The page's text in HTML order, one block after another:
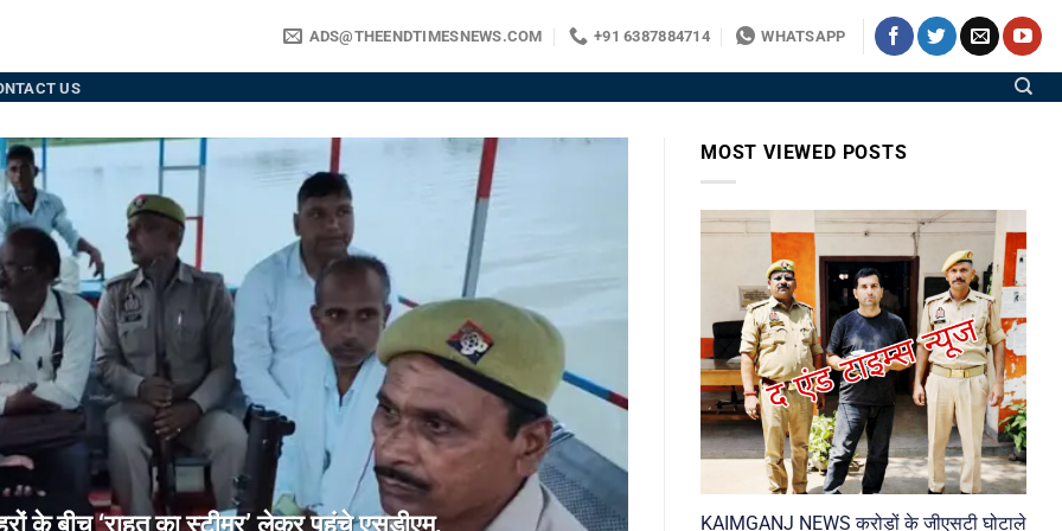
ADS@THEENDTIMESNEWS.COM +91 6387884714 WHATSAPP
US
के बीच ‘राहत का स्टीमर’ लेकर पहुंचे एसडीएम,
MOST VIEWED POSTS
KAIMGANJ NEWS करोड़ों के जीएसटी घोटाले